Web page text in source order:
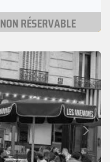
NON RÉSERVABLE
Suivant